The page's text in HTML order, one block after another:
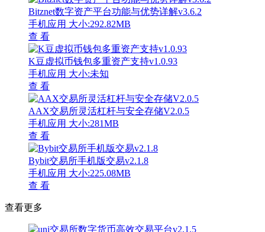
Bitznet数字资产平台功能与优势详解v3.6.2
手机应用 大小:292.82MB
查 看
K豆虚拟币钱包多重资产支持v1.0.93
手机应用 大小:未知
查 看
AAX交易所灵活杠杆与安全存储V2.0.5
手机应用 大小:281MB
查 看
Bybit交易所手机版交易v2.1.8
手机应用 大小:225.08MB
查 看
查看更多